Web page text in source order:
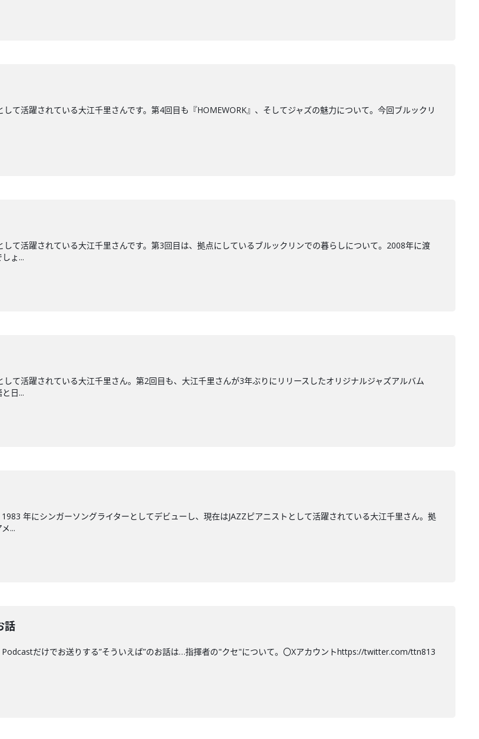
て活躍されている大江千里さんです。第4回目も『HOMEWORK』、そしてジャズの魅力について。今回ブルックリ
て活躍されている大江千里さんです。第3回目は、拠点にしているブルックリンでの暮らしについて。2008年に渡
ょ...
て活躍されている大江千里さん。第2回目も、大江千里さんが3年ぶりにリリースしたオリジナルジャズアルバム
日...
年にシンガーソングライターとしてデビューし、現在はJAZZピアニストとして活躍されている大江千里さん。拠
...
話
だけでお送りする”そういえば”のお話は…指揮者の"クセ"について。〇Xアカウントhttps://twitter.com/ttn813